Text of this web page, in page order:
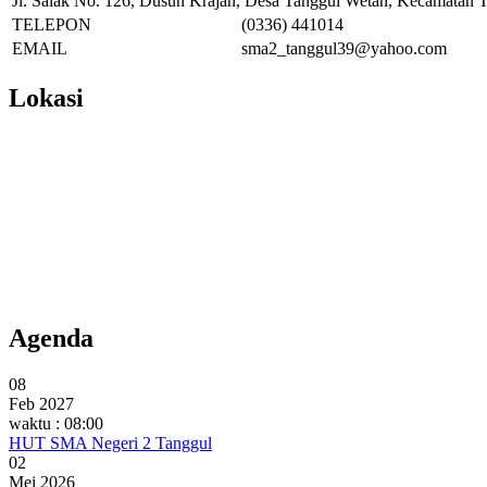
TELEPON
(0336) 441014
EMAIL
sma2_tanggul39@yahoo.com
Lokasi
Agenda
08
Feb 2027
waktu : 08:00
HUT SMA Negeri 2 Tanggul
02
Mei 2026